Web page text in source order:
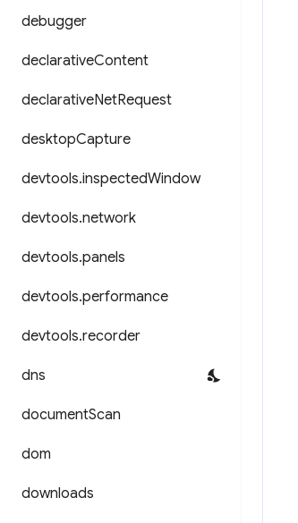
debugger
declarativeContent
declarativeNetRequest
desktopCapture
devtools.inspectedWindow
devtools.network
devtools.panels
devtools.performance
devtools.recorder
dns
documentScan
dom
downloads